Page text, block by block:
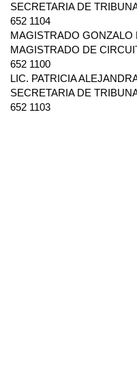
SECRETARIA DE
652 1104
MAGISTRADO
MAGISTRADO DE
652 1100
LIC. PATRICIA
SECRETARIA DE
652 1103